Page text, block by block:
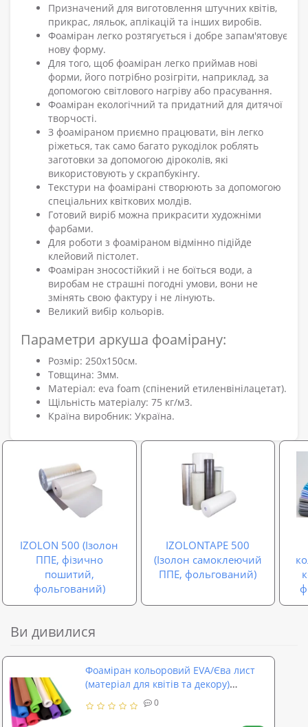
Призначений для виготовлення штучних квітів,
прикрас, ляльок, аплікацій та інших виробів.
Фоаміран легко розтягується і добре запам'ятовує
нову форму.
Для того, щоб фоаміран легко приймав нові
форми, його потрібно розігріти, наприклад, за
допомогою світлового нагріву або прасування.
Фоаміран екологічний та придатний для дитячої
творчості.
З фоаміраном приємно працювати, він легко
ріжеться, так само багато рукоділок роблять
заготовки за допомогою діроколів, які
використовують у скрапбукінгу.
Текстури на фоамірані створюють за допомогою
спеціальних квіткових молдів.
Готовий виріб можна прикрасити художніми
фарбами.
Для роботи з фоаміраном відмінно підійде
клейовий пістолет.
Фоаміран зносостійкий і не боїться води, а
виробам не страшні погодні умови, вони не
змінять свою фактуру і не лінують.
Великий вибір кольорів.
Параметри аркуша фоамірану:
Розмір: 250х150см.
Товщина: 3мм.
Матеріал: eva foam (спінений етиленвінілацетат).
Щільність матеріалу: 75 кг/м3.
Країна виробник: Україна.
IZOLON 500 (Ізолон
ППЕ, фізично
пошитий,
фольгований)
IZOLONTAPE 500
(Ізолон самоклеючий
ППЕ, фольгований)
Ви дивилися
Фоаміран кольоровий EVA/Єва лист
(матеріал для квітів та декору)
2500х1500x3мм SoundProOFF (sp-0071)
0